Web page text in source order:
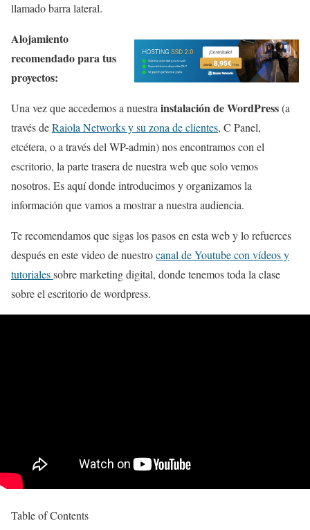
llamado barra lateral.
Alojamiento
recomendado para tus
proyectos:
Una vez que accedemos a nuestra instalación de WordPress(a
través deRaiola Networks y su zona de clientes, C Panel,
etcétera, o a través del WP-admin) nos encontramos con el
escritorio, la parte trasera de nuestra web que solo vemos
nosotros. Es aquí donde introducimos y organizamos la
información que vamos a mostrar a nuestra audiencia.
Te recomendamos que sigas los pasos en esta web y lo refuerces
después en este video de nuestrocanal de Youtube con vídeos y
tutorialessobre marketing digital, donde tenemos toda la clase
sobre el escritorio de wordpress.
Table of Contents